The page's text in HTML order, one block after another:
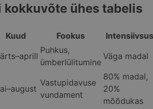
kokkuvõte ühes tabelis
Kuud Fookus
Intensiivsus
Puhkus,
ümberlülitumine
Väga madal
Vastupidavuse
vundament
80% madal,
20%
mõõdukas
interaktsioonide
liikumise
vahel, et
analüüsi.
Seda küpsist
kasutatakse
salvestada
kasutaja esimese
veebisaidi